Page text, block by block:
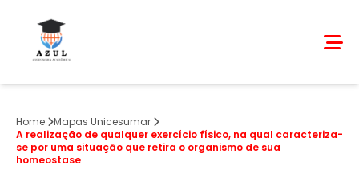
Home
Mapas Unicesumar
A realização de qualquer exercício físico, na qual caracteriza-
se por uma situação que retira o organismo de sua
homeostase